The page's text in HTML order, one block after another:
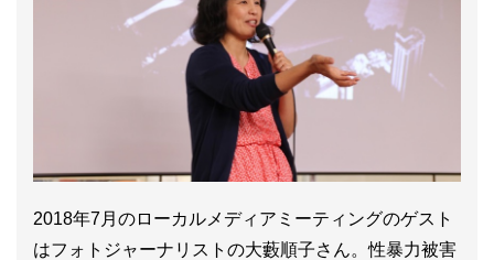
2018年7月のローカルメディアミーティングのゲスト
はフォトジャーナリストの大藪順子さん。性暴力被害